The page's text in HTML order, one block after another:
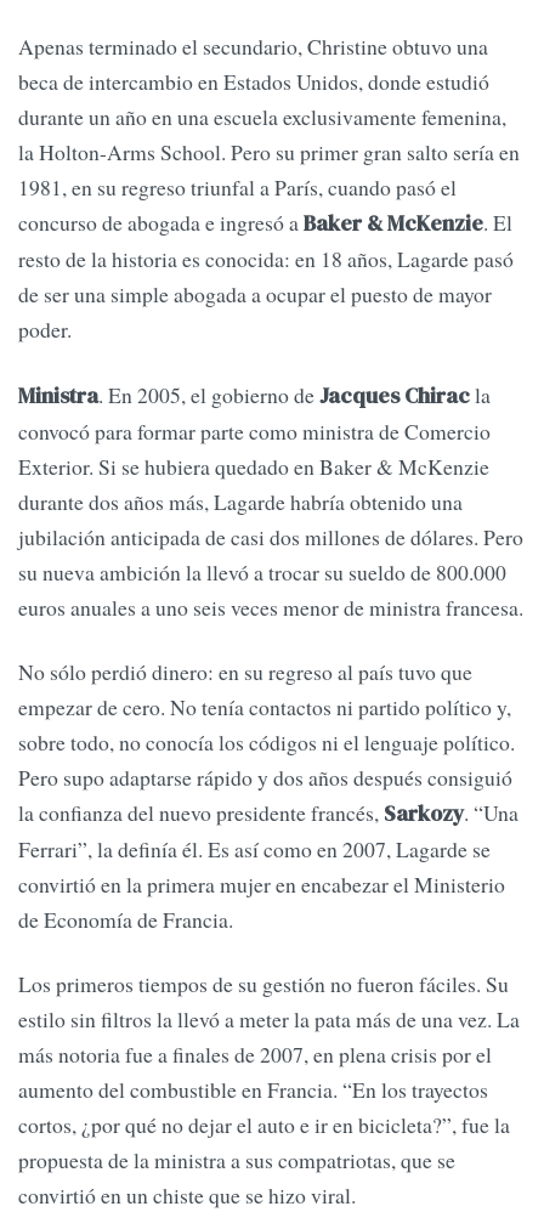
Apenas terminado el secundario, Christine obtuvo una
beca de intercambio en Estados Unidos, donde estudió
durante un año en una escuela exclusivamente femenina,
la Holton-Arms School. Pero su primer gran salto sería en
1981, en su regreso triunfal a París, cuando pasó el
concurso de abogada e ingresó aBaker & McKenzie. El
resto de la historia es conocida: en 18 años, Lagarde pasó
de ser una simple abogada a ocupar el puesto de mayor
poder.
Ministra. En 2005, el gobierno deJacques Chiracla
convocó para formar parte como ministra de Comercio
Exterior. Si se hubiera quedado en Baker & McKenzie
durante dos años más, Lagarde habría obtenido una
jubilación anticipada de casi dos millones de dólares. Pero
su nueva ambición la llevó a trocar su sueldo de 800.000
euros anuales a uno seis veces menor de ministra francesa.
No sólo perdió dinero: en su regreso al país tuvo que
empezar de cero. No tenía contactos ni partido político y,
sobre todo, no conocía los códigos ni el lenguaje político.
Pero supo adaptarse rápido y dos años después consiguió
la confianza del nuevo presidente francés, Sarkozy. “Una
Ferrari”, la definía él. Es así como en 2007, Lagarde se
convirtió en la primera mujer en encabezar el Ministerio
de Economía de Francia.
Los primeros tiempos de su gestión no fueron fáciles. Su
estilo sin filtros la llevó a meter la pata más de una vez. La
más notoria fue a finales de 2007, en plena crisis por el
aumento del combustible en Francia. “En los trayectos
cortos, ¿por qué no dejar el auto e ir en bicicleta?”, fue la
propuesta de la ministra a sus compatriotas, que se
convirtió en un chiste que se hizo viral.